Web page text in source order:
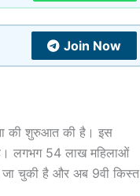
Join Now
की शुरुआत की है। इस
लगभग 54 लाख महिलाओं
चुकी है और अब 9वी किस्त